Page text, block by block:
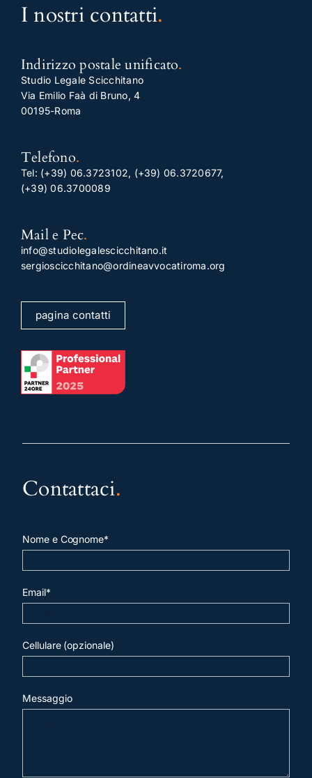
I nostri contatti.
Indirizzo postale unificato.
Studio Legale Scicchitano
Via Emilio Faà di Bruno, 4
00195-Roma
Telefono.
Tel: (+39) 06.3723102, (+39) 06.3720677,
(+39) 06.3700089
Mail e Pec.
info@studiolegalescicchitano.it
sergioscicchitano@ordineavvocatiroma.org
pagina contatti
Contattaci.
Nome e Cognome*
Email*
Cellulare (opzionale)
Messaggio